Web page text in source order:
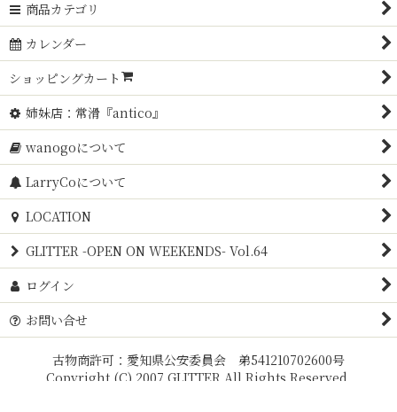
商品カテゴリ
カレンダー
ショッピングカート
姉妹店：常滑『antico』
wanogoについて
LarryCoについて
LOCATION
GLITTER -OPEN ON WEEKENDS- Vol.64
ログイン
お問い合せ
古物商許可：愛知県公安委員会 弟541210702600号
Copyright (C) 2007 GLITTER All Rights Reserved.